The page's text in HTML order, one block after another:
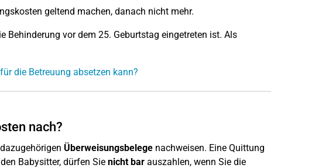
geltend machen, danach nicht mehr.
Behinderung vor dem 25. Geburtstag eingetreten ist. Als
die Betreuung absetzen kann?
nach?
Überweisungsbelegenachweisen. Eine Quittung
Babysitter, dürfen Sie nicht barauszahlen, wenn Sie die